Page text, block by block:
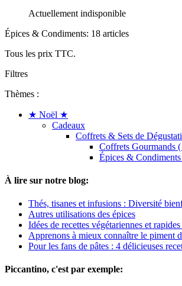
Actuellement indisponible
Épices & Condiments: 18 articles
Tous les prix TTC.
Filtres
Thèmes :
★ Noël ★
Cadeaux
Coffrets & Sets de
Coffrets Gourmands
Épices &
À lire sur notre blog:
Thés, tisanes et infusions : Diversité
Autres utilisations des épices
Idées de recettes végétariennes et
Apprenons à mieux connaître le piment
Pour les fans de pâtes : 4 délicieuses
Piccantino, c'est par exemple: